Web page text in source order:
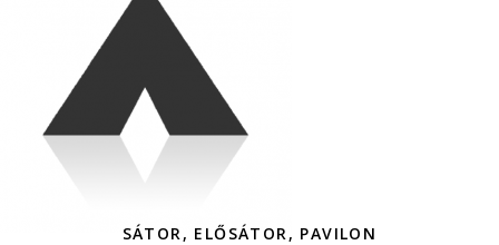
SÁTOR, ELŐSÁTOR, PAVILON